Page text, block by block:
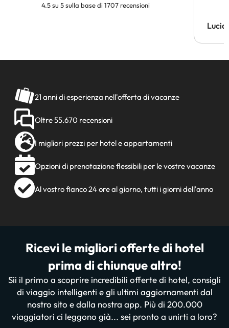
4.5 su 5 sulla base di 1707 recensioni
Lucia
21 anni di esperienza nell'offerta di vacanze
Oltre 55.670 recensioni
I migliori prezzi per hotel e appartamenti
Opzioni di prenotazione flessibili per le vostre vacanze
Al vostro fianco 24 ore al giorno, tutti i giorni dell'anno
Ricevi le migliori offerte di hotel
prima di chiunque altro!
Sii il primo a scoprire incredibili offerte di hotel, consigli
di viaggio intelligenti e gli ultimi aggiornamenti dal
nostro sito e dalla nostra app. Più di 200.000
viaggiatori ci leggono già... sei pronto a unirti a loro?